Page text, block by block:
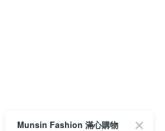
Munsin Fashion 滿心購物